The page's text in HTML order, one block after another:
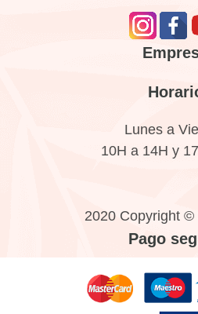
Lunes a
10H a 14H y
2020 Copyright ©
Pago